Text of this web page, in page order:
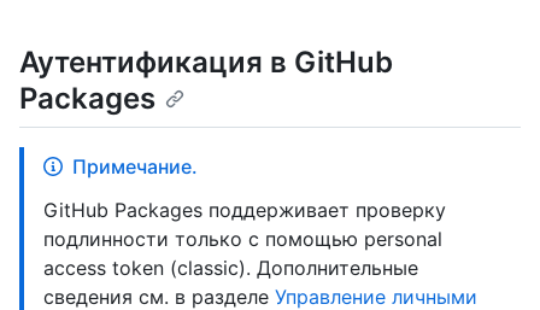
Аутентификация в GitHub
Packages
Примечание.
GitHub Packages поддерживает проверку
подлинности только с помощью personal
access token (classic). Дополнительные
сведения см. в разделе Управление личными